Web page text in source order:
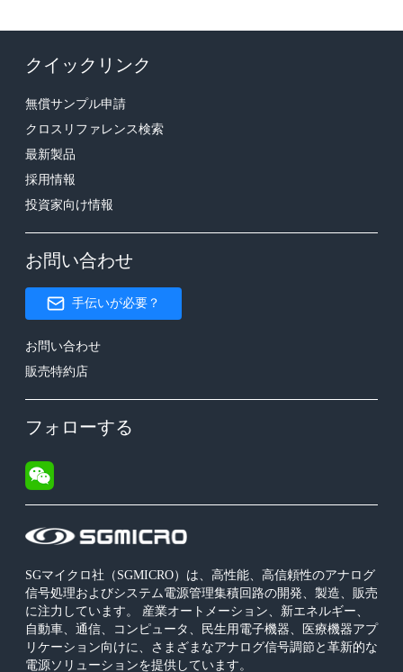
SGマイクロ社（SGMICRO）は、高性能、高信頼性のアナログ
信号処理およびシステム電源管理集積回路の開発、製造、販売
に注力しています。 産業オートメーション、新エネルギー、
自動車、通信、コンピュータ、民生用電子機器、医療機器アプ
リケーション向けに、さまざまなアナログ信号調節と革新的な
電源ソリューションを提供しています。
クイックリンク
無償サンプル申請
クロスリファレンス検索
最新製品
採用情報
投資家向け情報
お問い合わせ
手伝いが必要？
お問い合わせ
販売特約店
フォローする